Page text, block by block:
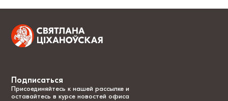
Подписаться
Присоединяйтесь к нашей рассылке и
оставайтесь в курсе новостей офиса